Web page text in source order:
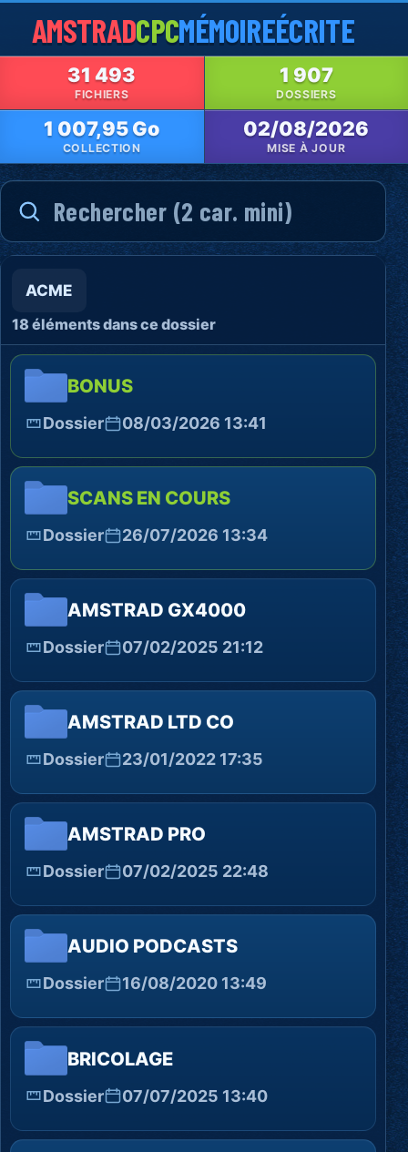
AMSTRADCPCMÉMOIREÉCRITE
31 493
FICHIERS
1 907
DOSSIERS
1 007,95 Go
COLLECTION
02/08/2026
MISE À JOUR
ACME
18 éléments dans ce dossier
BONUS
Dossier 08/03/2026 13:41
SCANS EN COURS
Dossier 26/07/2026 13:34
AMSTRAD GX4000
Dossier 07/02/2025 21:12
AMSTRAD LTD CO
Dossier 23/01/2022 17:35
AMSTRAD PRO
Dossier 07/02/2025 22:48
AUDIO PODCASTS
Dossier 16/08/2020 13:49
BRICOLAGE
Dossier 07/07/2025 13:40